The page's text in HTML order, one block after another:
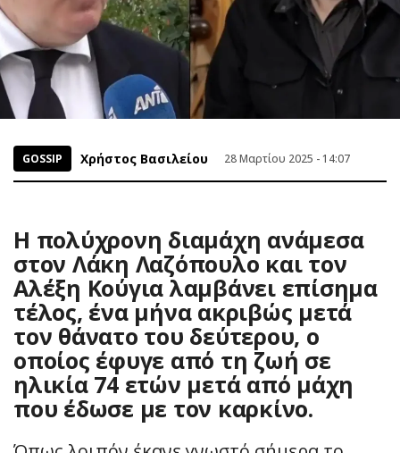
GOSSIP Χρήστος Βασιλείου 28 Μαρτίου 2025 - 14:07
Η πολύχρονη διαμάχη ανάμεσα
στον Λάκη Λαζόπουλο και τον
Αλέξη Κούγια λαμβάνει επίσημα
τέλος, ένα μήνα ακριβώς μετά
τον θάνατο του δεύτερου, ο
οποίος έφυγε από τη ζωή σε
ηλικία 74 ετών μετά από μάχη
που έδωσε με τον καρκίνο.